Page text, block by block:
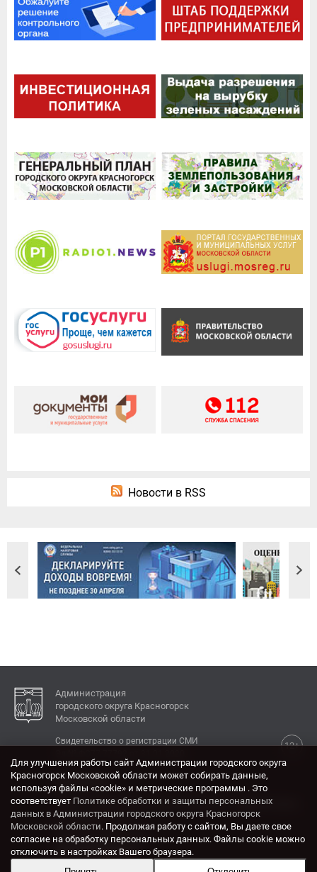
Новости в RSS
Администрация
городского округа Красногорск
Московской области
12+
Свидетельство о регистрации СМИ
КОНТАКТЫ
Адрес: 143404, Московская область, г. Красногорск,
ул. Ленина, дом 4.
Электронная почта:
krasrn@mosreg.ru
Для улучшения работы сайт Администрации городского округа
Красногорск Московской области может собирать данные,
используя файлы «cookie» и метрические программы . Это
соответствует Политике обработки и защиты персональных
данных в Администрации городского округа Красногорск
Московской области. Продолжая работу с сайтом, Вы даете свое
согласие на обработку персональных данных. Файлы cookie можно
отключить в настройках Вашего браузера.